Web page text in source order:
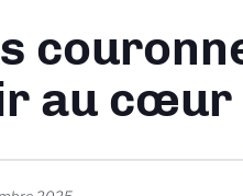
au cœur